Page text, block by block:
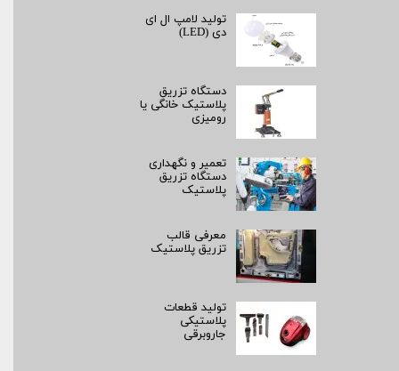
تولید لامپ ال ای
دی (LED)
دستگاه تزریق
پلاستیک خانگی یا
رومیزی
تعمیر و نگهداری
دستگاه تزریق
پلاستیک
معرفی قالب
تزریق پلاستیک
تولید قطعات
پلاستیکی
جاروبرقی